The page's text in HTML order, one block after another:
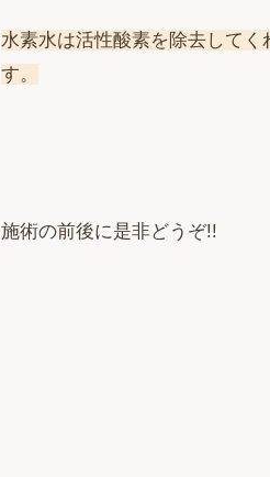
水素水は活性酸素を除去して
す。
施術の前後に是非どうぞ!!